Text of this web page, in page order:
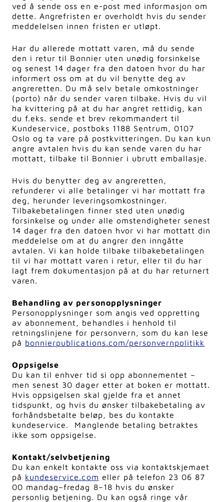
ved å sende oss en e-post med informasjon om
dette. Angrefristen er overholdt hvis du sender
meddelelsen innen fristen er utløpt.
Har du allerede mottatt varen, må du sende
den i retur til Bonnier uten unødig forsinkelse
og senest 14 dager fra den datoen hvor du har
informert oss om at du vil benytte deg av
angreretten. Du må selv betale omkostninger
(porto) når du sender varen tilbake. Hvis du vil
ha kvittering på at du har angret rettidig, kan
du f.eks. sende et brev rekommandert til
Kundeservice, postboks 1188 Sentrum, 0107
Oslo og ta vare på postkvitteringen. Du kan kun
angre avtalen hvis du kan sende varen du har
mottatt, tilbake til Bonnier i ubrutt emballasje.
Hvis du benytter deg av angreretten,
refunderer vi alle betalinger vi har mottatt fra
deg, herunder leveringsomkostninger.
Tilbakebetalingen finner sted uten unødig
forsinkelse og under alle omstendigheter senest
14 dager fra den datoen hvor vi har mottatt din
meddelelse om at du angrer den inngåtte
avtalen. Vi kan holde tilbake tilbakebetalingen
til vi har mottatt varen i retur, eller til du har
lagt frem dokumentasjon på at du har returnert
varen.
Behandling av personopplysninger
Personopplysninger som angis ved oppretting
av abonnement, behandles i henhold til
retningslinjene for personvern, som du kan lese
på bonnierpublications.com/personvernpolitikk
Oppsigelse
Du kan til enhver tid si opp abonnementet –
men senest 30 dager etter at boken er mottatt.
Hvis oppsigelsen skal gjelde fra et annet
tidspunkt, og hvis du ønsker tilbakebetaling av
forhåndsbetalte beløp, bes du kontakte
kundeservice. Manglende betaling betraktes
ikke som oppsigelse.
Kontakt/selvbetjening
Du kan enkelt kontakte oss via kontaktskjemaet
på kundeservice.com eller på telefon 23 06 87
00 mandag–fredag 8–18 hvis du ønsker
personlig betjening. Du kan også ringe vår